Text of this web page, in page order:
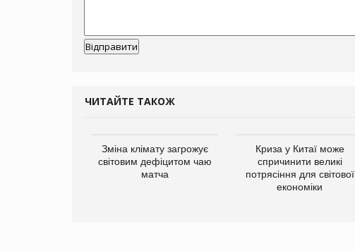
ЧИТАЙТЕ ТАКОЖ
Зміна клімату загрожує
світовим дефіцитом чаю
матча
Криза у Китаї може
спричинити великі
потрясіння для світової
економіки